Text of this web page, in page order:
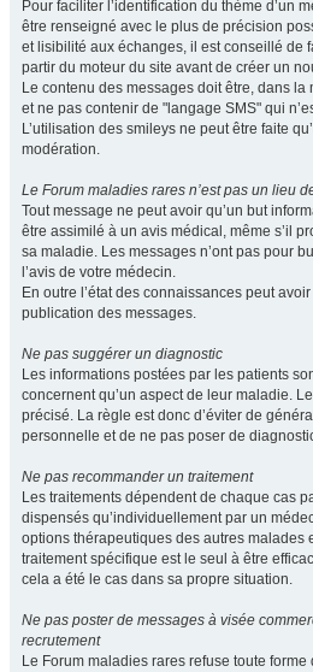
Pour faciliter l’identification du thème d’un
être renseigné avec le plus de précision
et lisibilité aux échanges, il est conseillé de
partir du moteur du site avant de créer un
Le contenu des messages doit être, dans la
et ne pas contenir de "langage SMS" qui
L’utilisation des smileys ne peut être faite
modération.
Le Forum maladies rares n’est pas un lieu
Tout message ne peut avoir qu’un but
être assimilé à un avis médical, même s’il
sa maladie. Les messages n’ont pas pour
l’avis de votre médecin.
En outre l’état des connaissances peut
publication des messages.
Ne pas suggérer un diagnostic
Les informations postées par les patients
concernent qu’un aspect de leur maladie.
précisé. La règle est donc d’éviter de
personnelle et de ne pas poser de
Ne pas recommander un traitement
Les traitements dépendent de chaque cas
dispensés qu’individuellement par un
options thérapeutiques des autres malades
traitement spécifique est le seul à être
cela a été le cas dans sa propre situation.
Ne pas poster de messages à visée
recrutement
Le Forum maladies rares refuse toute